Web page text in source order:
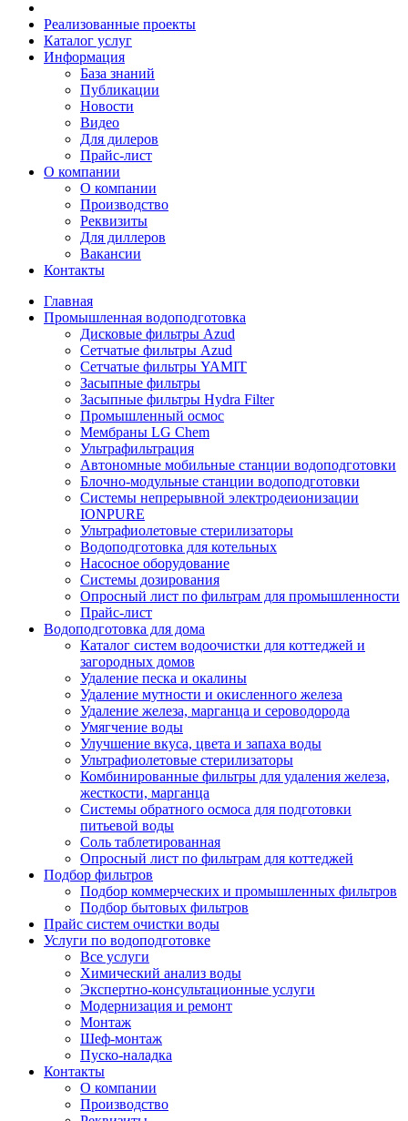
Реализованные проекты
Каталог услуг
Информация
База знаний
Публикации
Новости
Видео
Для дилеров
Прайс-лист
О компании
О компании
Производство
Реквизиты
Для диллеров
Вакансии
Контакты
Главная
Промышленная водоподготовка
Дисковые фильтры Azud
Сетчатые фильтры Azud
Сетчатые фильтры YAMIT
Засыпные фильтры
Засыпные фильтры Hydra Filter
Промышленный осмос
Мембраны LG Chem
Ультрафильтрация
Автономные мобильные станции водоподготовки
Блочно-модульные станции водоподготовки
Системы непрерывной электродеионизации
IONPURE
Ультрафиолетовые стерилизаторы
Водоподготовка для котельных
Насосное оборудование
Системы дозирования
Опросный лист по фильтрам для промышленности
Прайс-лист
Водоподготовка для дома
Каталог систем водоочистки для коттеджей и
загородных домов
Удаление песка и окалины
Удаление мутности и окисленного железа
Удаление железа, марганца и сероводорода
Умягчение воды
Улучшение вкуса, цвета и запаха воды
Ультрафиолетовые стерилизаторы
Комбинированные фильтры для удаления железа,
жесткости, марганца
Системы обратного осмоса для подготовки
питьевой воды
Соль таблетированная
Опросный лист по фильтрам для коттеджей
Подбор фильтров
Подбор коммерческих и промышленных фильтров
Подбор бытовых фильтров
Прайс систем очистки воды
Услуги по водоподготовке
Все услуги
Химический анализ воды
Экспертно-консультационные услуги
Модернизация и ремонт
Монтаж
Шеф-монтаж
Пуско-наладка
Контакты
О компании
Производство